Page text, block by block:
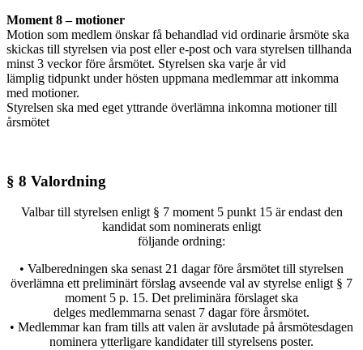
Moment 8 – motioner
Motion som medlem önskar få behandlad vid ordinarie årsmöte ska
skickas till styrelsen via post eller e-post och vara styrelsen tillhanda
minst 3 veckor före årsmötet. Styrelsen ska varje år vid
lämplig tidpunkt under hösten uppmana medlemmar att inkomma
med motioner.
Styrelsen ska med eget yttrande överlämna inkomna motioner till
årsmötet
§ 8 Valordning
Valbar till styrelsen enligt § 7 moment 5 punkt 15 är endast den
kandidat som nominerats enligt
följande ordning:
• Valberedningen ska senast 21 dagar före årsmötet till styrelsen
överlämna ett preliminärt förslag avseende val av styrelse enligt § 7
moment 5 p. 15. Det preliminära förslaget ska
delges medlemmarna senast 7 dagar före årsmötet.
• Medlemmar kan fram tills att valen är avslutade på årsmötesdagen
nominera ytterligare kandidater till styrelsens poster.